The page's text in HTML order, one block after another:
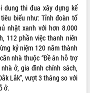
dung thi đua xây dựng kế
biểu như: Tỉnh đoàn tổ
nhật xanh với hơn 8.000
112 phần việc thanh niên
kỷ niệm 120 năm thành
nhà thuộc “Đề án hỗ trợ
ở, gia đình chính sách,
Lắk”, vượt 3 tháng so với
ở.